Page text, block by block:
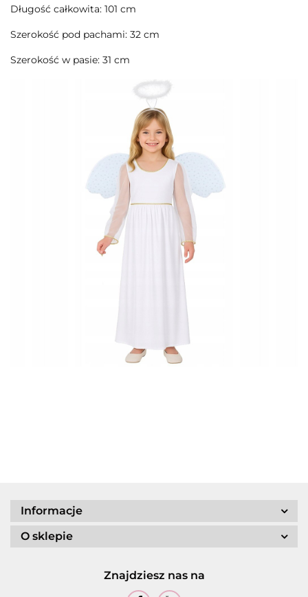
Długość całkowita: 101 cm
Szerokość pod pachami: 32 cm
Szerokość w pasie: 31 cm
Informacje
O sklepie
Znajdziesz nas na